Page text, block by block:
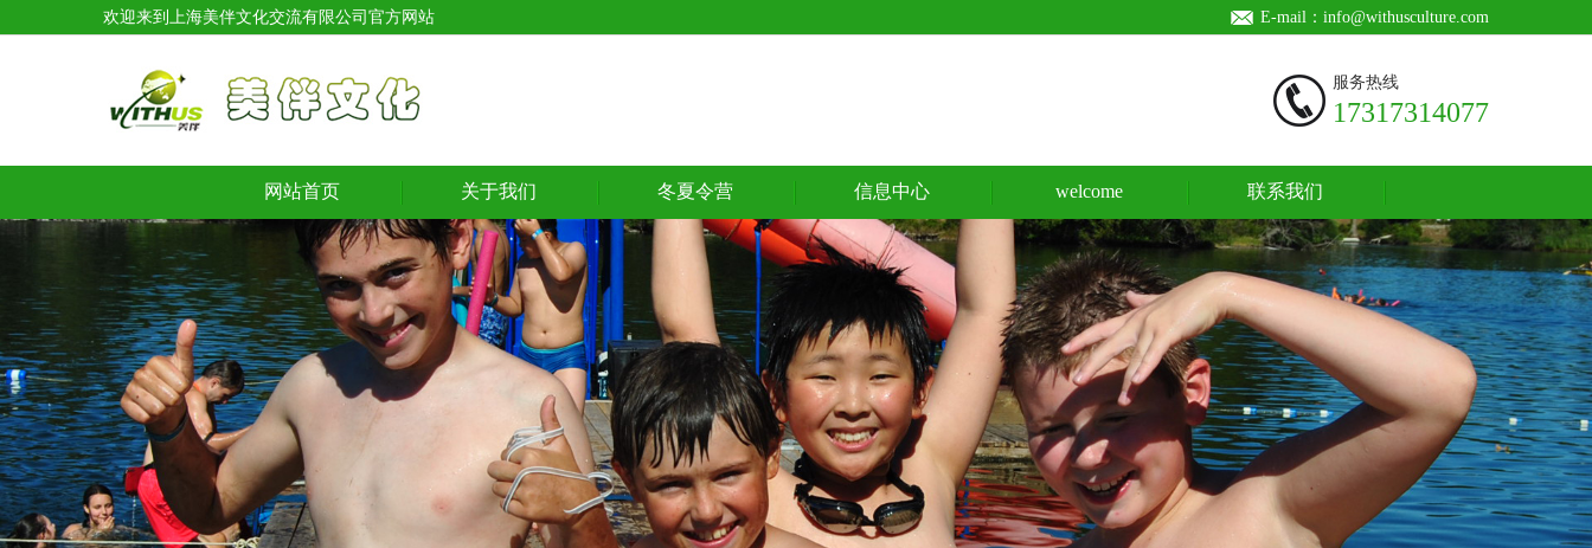
欢迎来到上海美伴文化交流有限公司官方网站 E-mail：info@withusculture.com
服务热线
17317314077
网站首页 关于我们 冬夏令营 信息中心 welcome 联系我们